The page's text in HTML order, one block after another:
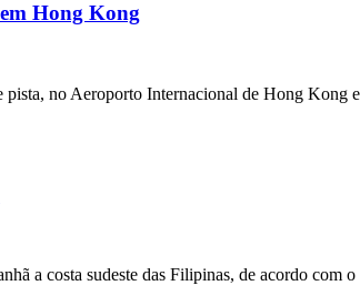
Hong Kong
pista, no Aeroporto Internacional de Hong
a costa sudeste das Filipinas, de acordo